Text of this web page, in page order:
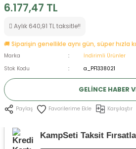
Mermisi
Tabure
6.177,47 TL
Aylık 640,91 TL taksitle!!
🚚 Siparişin genellikle aynı gün, süper hızla
Marka
İndirimli Ürünler
Stok Kodu
a_PF1338021
GELINCE HABER
Paylaş Karşılaştır
KampSeti Taksit